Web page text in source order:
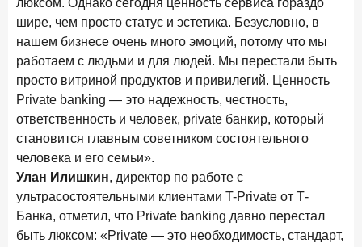
люксом. Однако сегодня ценность сервиса гораздо
шире, чем просто статус и эстетика. Безусловно, в
нашем бизнесе очень много эмоций, потому что мы
работаем с людьми и для людей. Мы перестали быть
просто витриной продуктов и привилегий. Ценность
Private banking — это надежность, честность,
ответственность и человек, private банкир, который
становится главным советником состоятельного
человека и его семьи».
Улан Илишкин, директор по работе с
ультрасостоятельными клиентами T-Private от Т-
Банка, отметил, что Private banking давно перестал
быть люксом: «Private — это необходимость, стандарт,